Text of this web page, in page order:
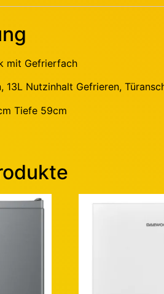
mit Gefrierfach
13L Nutzinhalt Gefrieren,
Tiefe 59cm